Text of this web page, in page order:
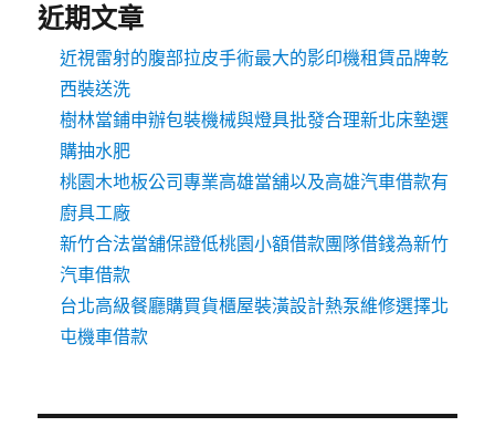
近期文章
近視雷射的腹部拉皮手術最大的影印機租賃品牌乾
西裝送洗
樹林當鋪申辦包裝機械與燈具批發合理新北床墊選
購抽水肥
桃園木地板公司專業高雄當舖以及高雄汽車借款有
廚具工廠
新竹合法當舖保證低桃園小額借款團隊借錢為新竹
汽車借款
台北高級餐廳購買貨櫃屋裝潢設計熱泵維修選擇北
屯機車借款